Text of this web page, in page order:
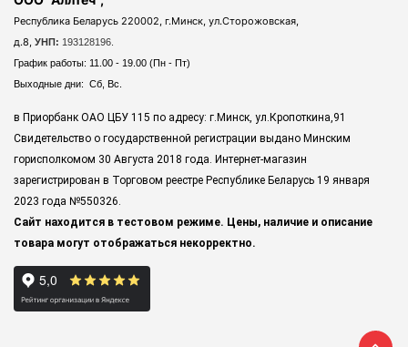
Республика Беларусь 220002, г.Минск, ул.Сторожовская,
д.8, УНП: 193128196.
График работы: 11.00 - 19.00 (Пн - Пт)
Выходные дни: Сб, Вс.
в Приорбанк ОАО ЦБУ 115 по адресу: г.Минск, ул.Кропоткина,91
Свидетельство о государственной регистрации выдано Минским
горисполкомом 30 Августа 2018 года. Интернет-магазин
зарегистрирован в Торговом реестре Республике Беларусь 19 января
2023 года №550326.
Сайт находится в тестовом режиме. Цены, наличие и описание
товара могут отображаться некорректно.